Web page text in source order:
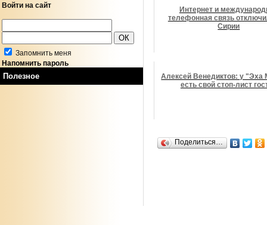
Войти на сайт
Запомнить меня
Напомнить пароль
Полезное
Интернет и
телефонная связь
Сирии
Алексей Венедиктов: у "Эха
есть свой стоп-лист
Поделиться…